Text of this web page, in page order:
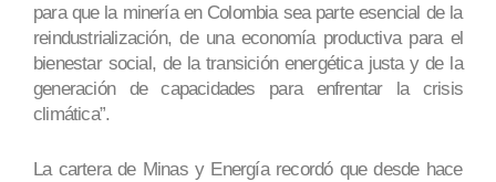
para que la minería en Colombia sea parte esencial de la
reindustrialización, de una economía productiva para el
bienestar social, de la transición energética justa y de la
generación de capacidades para enfrentar la crisis
climática”.
La cartera de Minas y Energía recordó que desde hace